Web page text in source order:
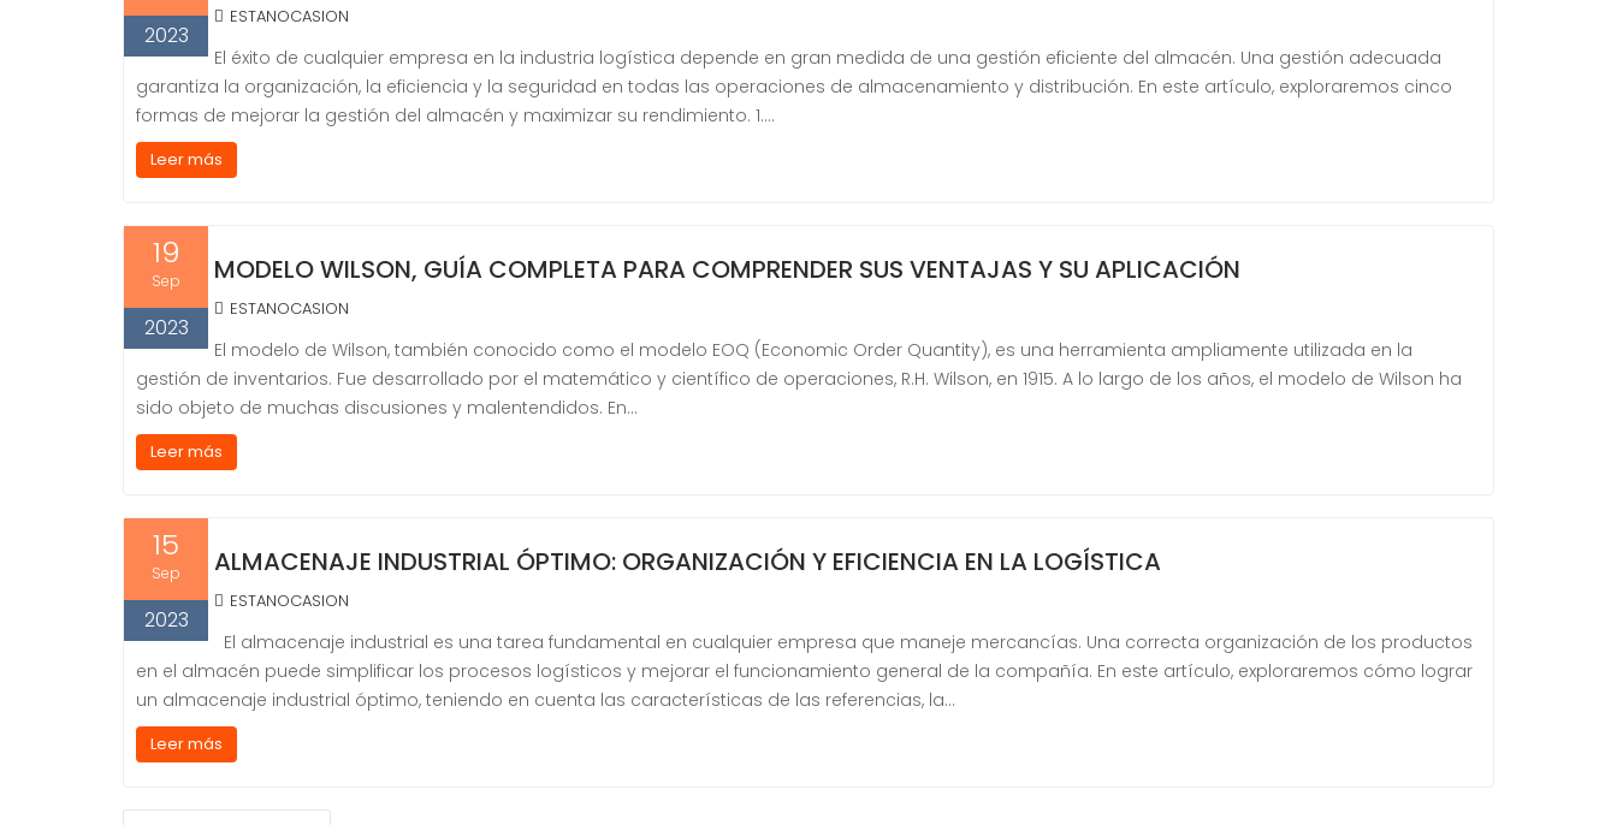
2023
ESTANOCASION
El éxito de cualquier empresa en la industria logística depende en gran medida de una gestión eficiente del almacén. Una gestión adecuada
garantiza la organización, la eficiencia y la seguridad en todas las operaciones de almacenamiento y distribución. En este artículo, exploraremos cinco
formas de mejorar la gestión del almacén y maximizar su rendimiento. 1.…
Leer más
19
Sep
2023
MODELO WILSON, GUÍA COMPLETA PARA COMPRENDER SUS VENTAJAS Y SU APLICACIÓN
ESTANOCASION
El modelo de Wilson, también conocido como el modelo EOQ (Economic Order Quantity), es una herramienta ampliamente utilizada en la
gestión de inventarios. Fue desarrollado por el matemático y científico de operaciones, R.H. Wilson, en 1915. A lo largo de los años, el modelo de Wilson ha
sido objeto de muchas discusiones y malentendidos. En…
Leer más
15
Sep
2023
ALMACENAJE INDUSTRIAL ÓPTIMO: ORGANIZACIÓN Y EFICIENCIA EN LA LOGÍSTICA
ESTANOCASION
El almacenaje industrial es una tarea fundamental en cualquier empresa que maneje mercancías. Una correcta organización de los productos
en el almacén puede simplificar los procesos logísticos y mejorar el funcionamiento general de la compañía. En este artículo, exploraremos cómo lograr
un almacenaje industrial óptimo, teniendo en cuenta las características de las referencias, la…
Leer más